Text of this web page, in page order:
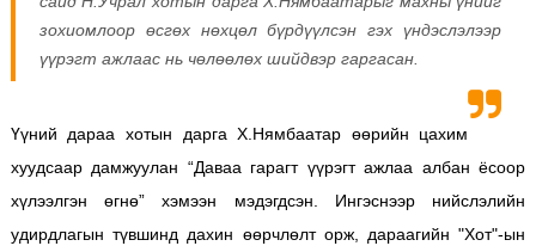
зохиомлоор өсгөх нөхцөл бүрдүүлсэн гэх үндэслэлээр
үүрэгт ажлаас нь чөлөөлөх шийдвэр гаргасан.
Үүний дараа хотын дарга Х.Нямбаатар өөрийн цахим
хуудсаар дамжуулан “Даваа гарагт үүрэгт ажлаа албан ёсоор
хүлээлгэн өгнө” хэмээн мэдэгдсэн. Ингэснээр нийслэлийн
удирдлагын түвшинд дахин өөрчлөлт орж, дараагийн "Хот"-ын